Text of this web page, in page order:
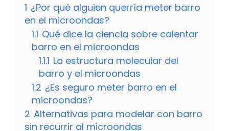
1 ¿Por qué alguien querría meter barro
en el microondas?
1.1 Qué dice la ciencia sobre calentar
barro en el microondas
1.1.1 La estructura molecular del
barro y el microondas
1.2 ¿Es seguro meter barro en el
microondas?
2 Alternativas para modelar con barro
sin recurrir al microondas